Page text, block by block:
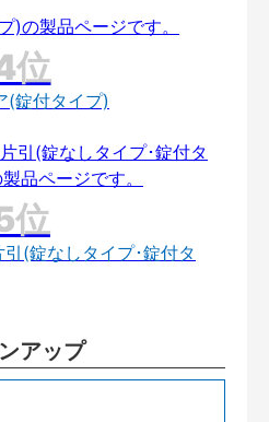
(錠付タイプ)
(錠なしタイプ･錠付タ
アップ